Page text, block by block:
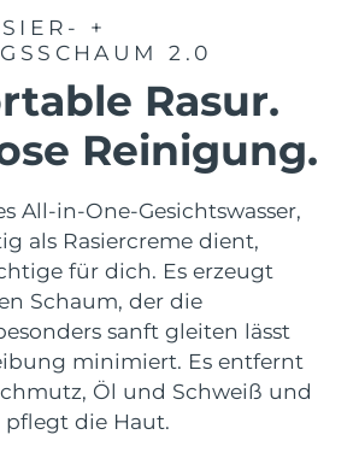
+
2.0
Rasur.
Reinigung.
All-in-One-Gesichtswasser,
als Rasiercreme dient,
für dich. Es erzeugt
Schaum, der die
sanft gleiten lässt
minimiert. Es entfernt
Öl und Schweiß und
die Haut.